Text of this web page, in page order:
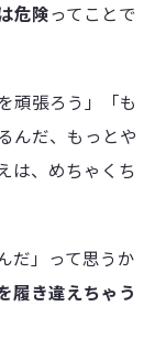
危険ってことで
頑張ろう」「も
んだ、もっとや
は、めちゃくち
だ」って思うか
履き違えちゃう